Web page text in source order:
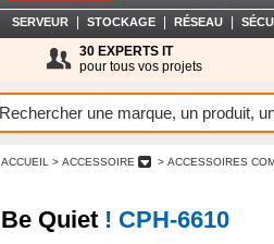
SERVEUR STOCKAGE RÉSEAU
30 EXPERTS IT
pour tous vos projets
ACCUEIL > ACCESSOIRE > ACCESSOIRES
Be Quiet ! CPH-6610